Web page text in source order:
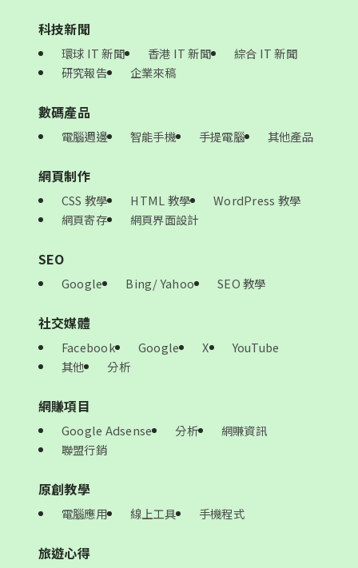
科技新聞
環球 IT 新聞 香港 IT 新聞
綜合 IT 新聞
研究報告
企業來稿
數碼產品
電腦週邊 智能手機 手提電腦 其他產品
網頁制作
CSS 教學 HTML 教學
WordPress 教學
網頁寄存
網頁界面設計
SEO
Google Bing/ Yahoo SEO 教學
社交媒體
Facebook Google X
YouTube
其他
分析
網賺項目
Google Adsense 分析
網賺資訊
聯盟行銷
原創教學
電腦應用 線上工具 手機程式
旅遊心得